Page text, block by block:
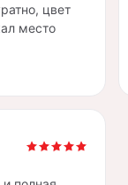
цвет
место